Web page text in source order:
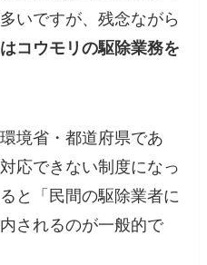
いですが、残念ながら
コウモリの駆除業務を
境省・都道府県であ
応できない制度になっ
と「民間の駆除業者に
されるのが一般的で